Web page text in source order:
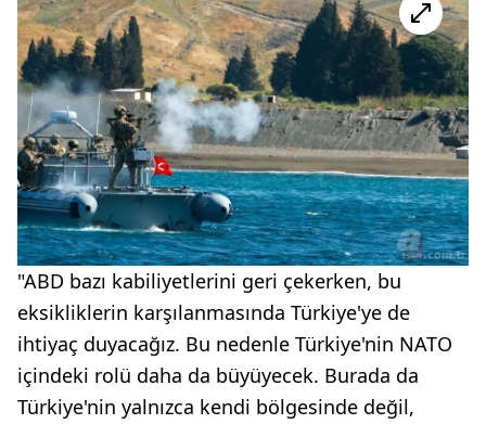
"ABD bazı kabiliyetlerini geri çekerken, bu
eksikliklerin karşılanmasında Türkiye'ye de
ihtiyaç duyacağız. Bu nedenle Türkiye'nin NATO
içindeki rolü daha da büyüyecek. Burada da
Türkiye'nin yalnızca kendi bölgesinde değil,